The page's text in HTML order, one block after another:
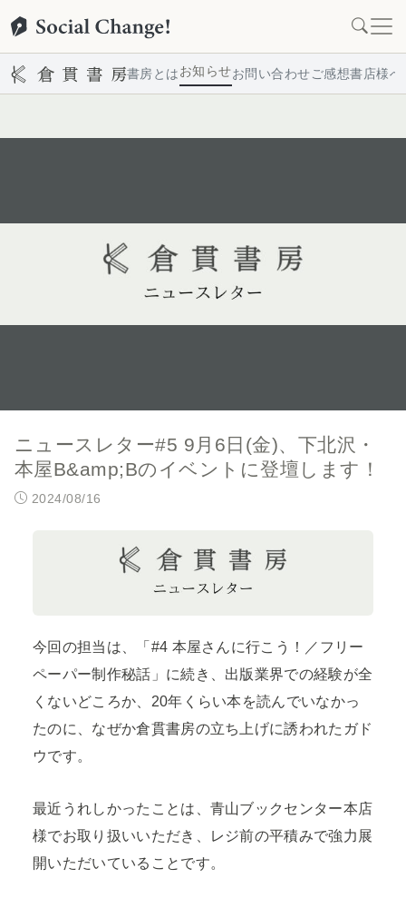
書房とはお知らせお問い合わせご感想書店様へ
ニュースレター#5 9月6日(金)、下北沢・
本屋B&amp;Bのイベントに登壇します！
2024/08/16
今回の担当は、「#4 本屋さんに行こう！／フリー
ペーパー制作秘話」に続き、出版業界での経験が全
くないどころか、20年くらい本を読んでいなかっ
たのに、なぜか倉貫書房の立ち上げに誘われたガド
ウです。
最近うれしかったことは、青山ブックセンター本店
様でお取り扱いいただき、レジ前の平積みで強力展
開いただいていることです。